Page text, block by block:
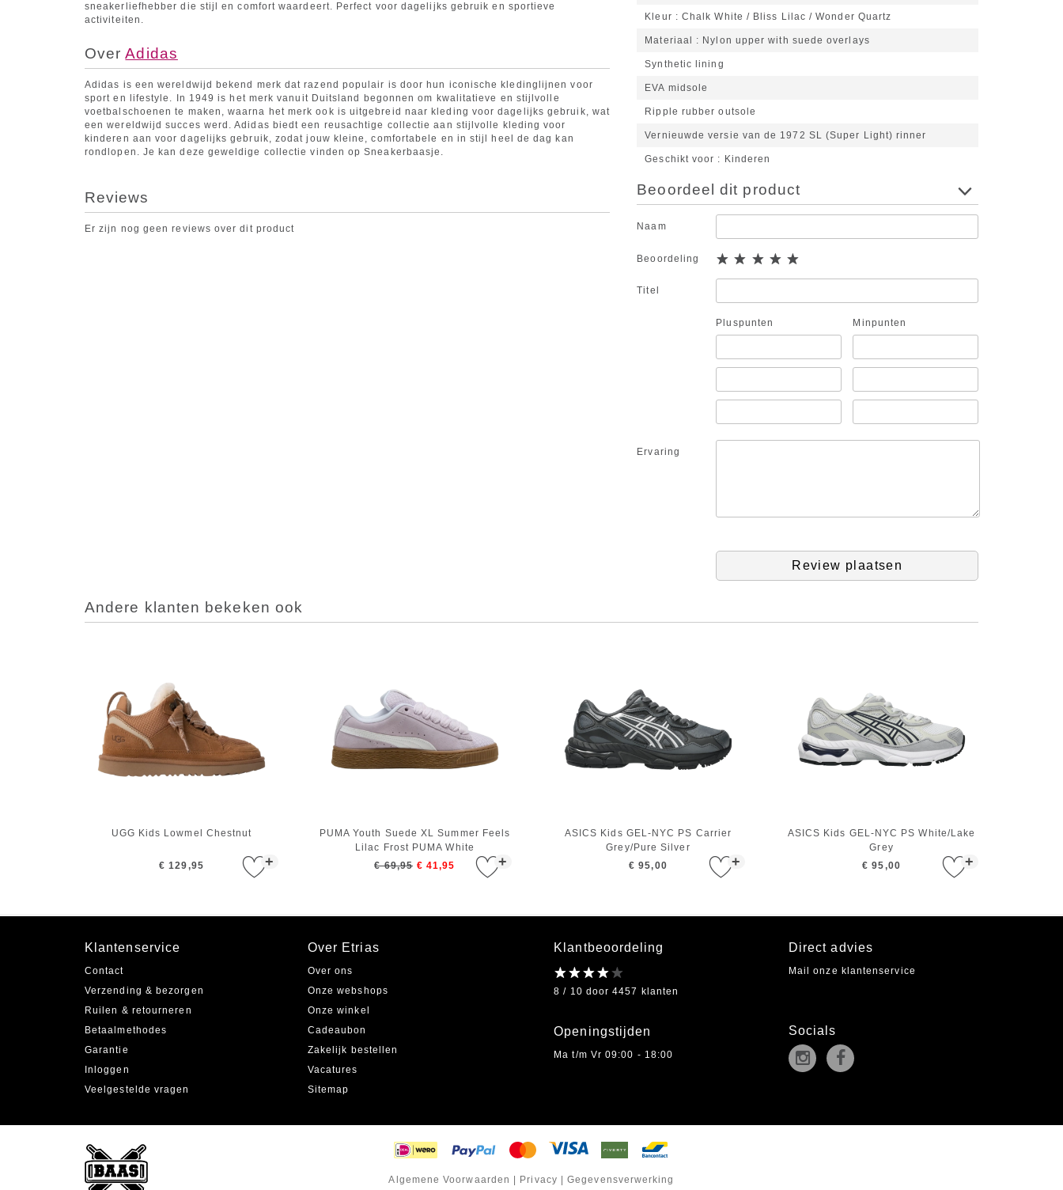
sneakerliefhebber die stijl en comfort waardeert. Perfect voor dagelijks gebruik en sportieve
activiteiten.
OverAdidas
Adidas is een wereldwijd bekend merk dat razend populair is door hun iconische kledinglijnen voor
sport en lifestyle. In 1949 is het merk vanuit Duitsland begonnen om kwalitatieve en stijlvolle
voetbalschoenen te maken, waarna het merk ook is uitgebreid naar kleding voor dagelijks gebruik, wat
een wereldwijd succes werd. Adidas biedt een reusachtige collectie aan stijlvolle kleding voor
kinderen aan voor dagelijks gebruik, zodat jouw kleine, comfortabele en in stijl heel de dag kan
rondlopen. Je kan deze geweldige collectie vinden op Sneakerbaasje.
Kleur Chalk White / Bliss Lilac / Wonder Quartz
Materiaal Nylon upper with suede overlays
Synthetic lining
EVA midsole
Ripple rubber outsole
Vernieuwde versie van de 1972 SL (Super Light) rinner
Geschikt voor Kinderen
Reviews
Er zijn nog geen reviews over dit product
Beoordeel dit product
Naam
Beoordeling
Titel
Pluspunten Minpunten
Ervaring
Review plaatsen
Andere klanten bekeken ook
+
UGG Kids Lowmel Chestnut
€ 129,95 +
PUMA Youth Suede XL Summer Feels
Lilac Frost PUMA White
€ 69,95 € 41,95 +
ASICS Kids GEL-NYC PS Carrier
Grey/Pure Silver
€ 95,00
+
ASICS Kids GEL-NYC PS White/Lake
Grey
€ 95,00
Klantenservice
Contact
Verzending & bezorgen
Ruilen & retourneren
Betaalmethodes
Garantie
Inloggen
Veelgestelde vragen
Over Etrias
Over ons
Onze webshops
Onze winkel
Cadeaubon
Zakelijk bestellen
Vacatures
Sitemap
Klantbeoordeling
8 / 10 door 4457 klanten
Openingstijden
Ma t/m Vr 09:00 - 18:00
Direct advies
Mail onze klantenservice
Socials
Algemene Voorwaarden Privacy |Gegevensverwerking